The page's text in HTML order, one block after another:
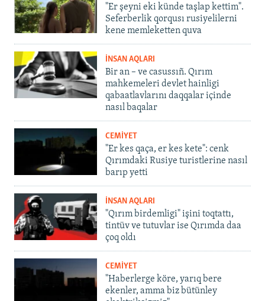
"Er şeyni eki künde taşlap kettim".
Seferberlik qorqusı rusiyelilerni
kene memleketten quva
İNSAN AQLARI
Bir an – ve casussıñ. Qırım
mahkemeleri devlet hainligi
qabaatlavlarını daqqalar içinde
nasıl baqalar
CEMİYET
"Er kes qaça, er kes kete": cenk
Qırımdaki Rusiye turistlerine nasıl
barıp yetti
İNSAN AQLARI
"Qırım birdemligi" işini toqtattı,
tintüv ve tutuvlar ise Qırımda daa
çoq oldı
CEMİYET
"Haberlerge köre, yarıq bere
ekenler, amma biz bütünley